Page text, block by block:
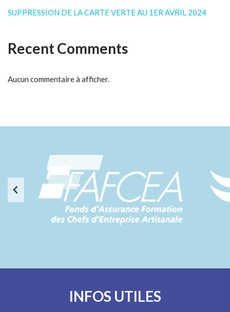
SUPPRESSION DE LA CARTE VERTE AU 1ER AVRIL 2024
Recent Comments
Aucun commentaire à afficher.
INFOS UTILES